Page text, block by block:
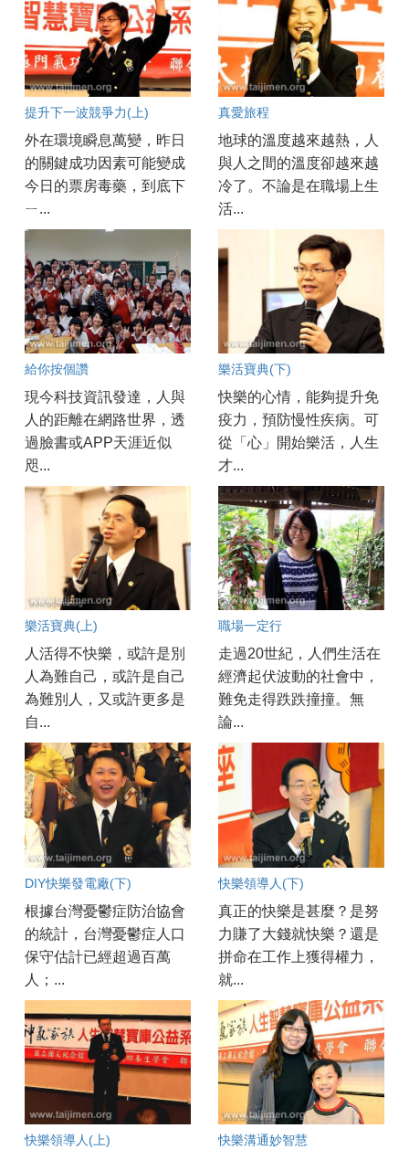
提升下一波競爭力(上)
外在環境瞬息萬變，昨日
的關鍵成功因素可能變成
今日的票房毒藥，到底下
ㄧ...
真愛旅程
地球的溫度越來越熱，人
與人之間的溫度卻越來越
冷了。不論是在職場上生
活...
給你按個讚
現今科技資訊發達，人與
人的距離在網路世界，透
過臉書或APP天涯近似
咫...
樂活寶典(下)
快樂的心情，能夠提升免
疫力，預防慢性疾病。可
從「心」開始樂活，人生
才...
樂活寶典(上)
人活得不快樂，或許是別
人為難自己，或許是自己
為難別人，又或許更多是
自...
職場一定行
走過20世紀，人們生活在
經濟起伏波動的社會中，
難免走得跌跌撞撞。無
論...
DIY快樂發電廠(下)
根據台灣憂鬱症防治協會
的統計，台灣憂鬱症人口
保守估計已經超過百萬
人；...
快樂領導人(下)
真正的快樂是甚麼？是努
力賺了大錢就快樂？還是
拼命在工作上獲得權力，
就...
快樂領導人(上) 快樂溝通妙智慧